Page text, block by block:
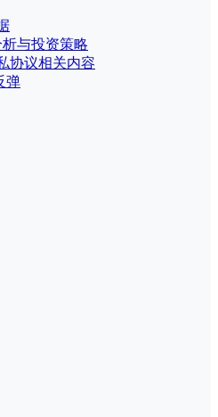
与投资策略
协议相关内容
弹